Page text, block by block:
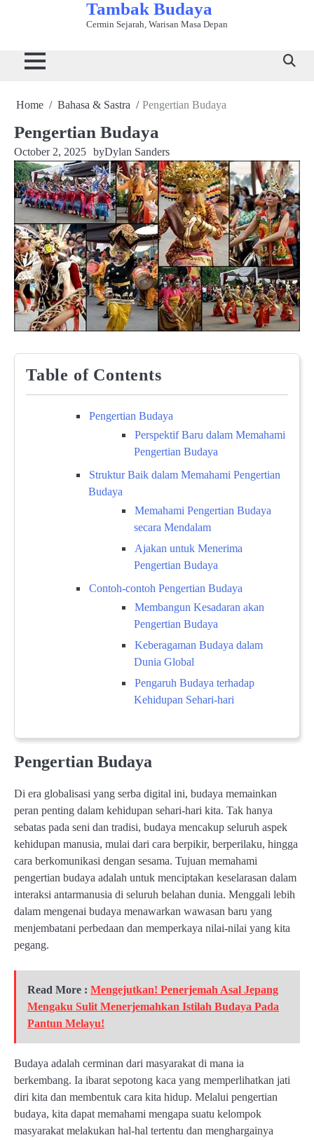
Tambak Budaya
Cermin Sejarah, Warisan Masa Depan
Home Bahasa & Sastra Pengertian Budaya
Pengertian Budaya
October 2, 2025 byDylan Sanders
Table of Contents
Pengertian Budaya
Perspektif Baru dalam Memahami
Pengertian Budaya
Struktur Baik dalam Memahami Pengertian
Budaya
Memahami Pengertian Budaya
secara Mendalam
Ajakan untuk Menerima
Pengertian Budaya
Contoh-contoh Pengertian Budaya
Membangun Kesadaran akan
Pengertian Budaya
Keberagaman Budaya dalam
Dunia Global
Pengaruh Budaya terhadap
Kehidupan Sehari-hari
Pengertian Budaya
Di era globalisasi yang serba digital ini, budaya memainkan
peran penting dalam kehidupan sehari-hari kita. Tak hanya
sebatas pada seni dan tradisi, budaya mencakup seluruh aspek
kehidupan manusia, mulai dari cara berpikir, berperilaku, hingga
cara berkomunikasi dengan sesama. Tujuan memahami
pengertian budaya adalah untuk menciptakan keselarasan dalam
interaksi antarmanusia di seluruh belahan dunia. Menggali lebih
dalam mengenai budaya menawarkan wawasan baru yang
menjembatani perbedaan dan memperkaya nilai-nilai yang kita
pegang.
Read More :Mengejutkan! Penerjemah Asal Jepang
Mengaku Sulit Menerjemahkan Istilah Budaya Pada
Pantun Melayu!
Budaya adalah cerminan dari masyarakat di mana ia
berkembang. Ia ibarat sepotong kaca yang memperlihatkan jati
diri kita dan membentuk cara kita hidup. Melalui pengertian
budaya, kita dapat memahami mengapa suatu kelompok
masyarakat melakukan hal-hal tertentu dan menghargainya